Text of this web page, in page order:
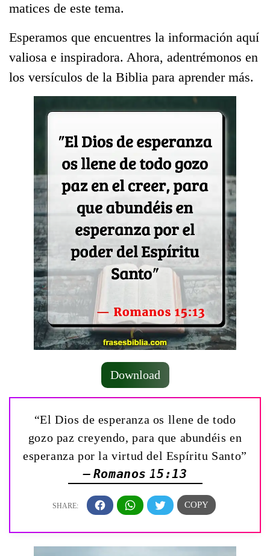
matices de este tema.
Esperamos que encuentres la información aquí
valiosa e inspiradora. Ahora, adentrémonos en
los versículos de la Biblia para aprender más.
Download
“El Dios de esperanza os llene de todo
gozo paz creyendo, para que abundéis en
esperanza por la virtud del Espíritu Santo”
— Romanos 15:13